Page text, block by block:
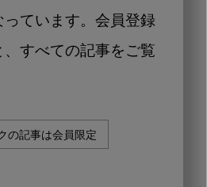
っています。会員登録
、すべての記事をご覧
の記事は会員限定